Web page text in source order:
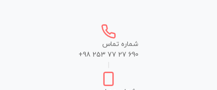
شماره تماس
+98 253 77 27 690